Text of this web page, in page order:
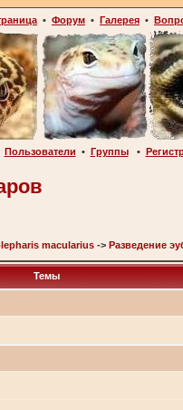
• Форум • Галерея •
Пользователи • Группы•
macularius -> Разведение
Темы